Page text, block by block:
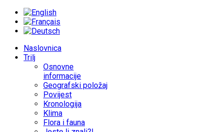
Naslovnica
Trilj
Osnovne
informacije
Geografski položaj
Povijest
Kronologija
Klima
Flora i fauna